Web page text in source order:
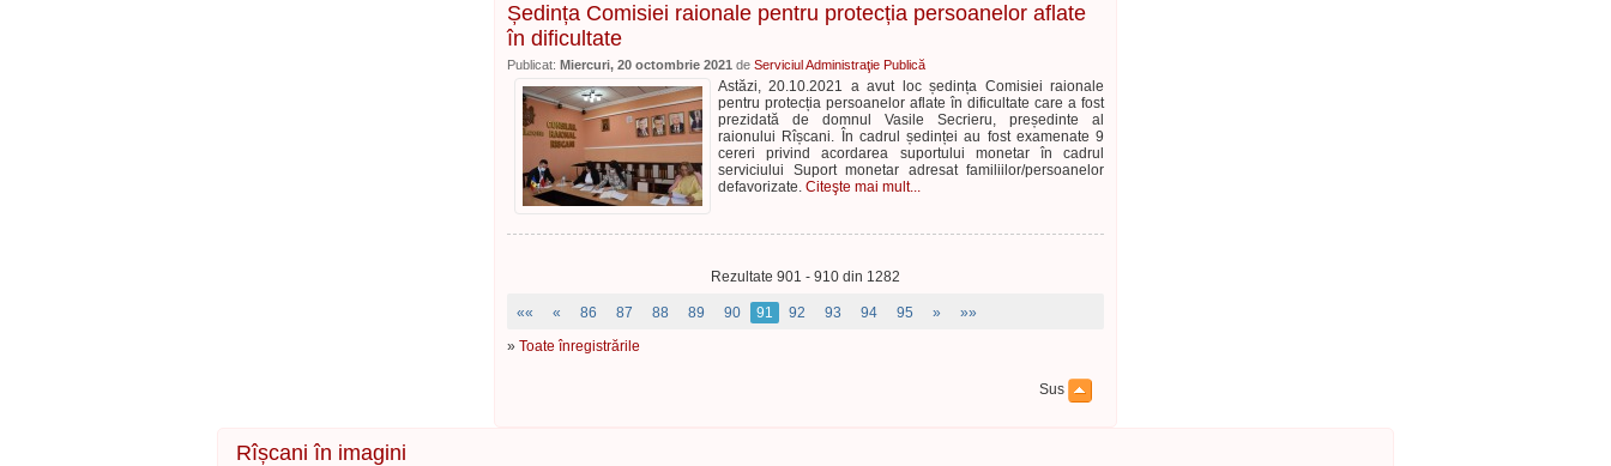
Ședința Comisiei raionale pentru protecția persoanelor aflate
în dificultate
Publicat: Miercuri, 20 octombrie 2021 de Serviciul Administraţie Publică
Astăzi, 20.10.2021 a avut loc ședința Comisiei raionale
pentru protecția persoanelor aflate în dificultate care a fost
prezidată de domnul Vasile Secrieru, președinte al
raionului Rîșcani. În cadrul ședinței au fost examenate 9
cereri privind acordarea suportului monetar în cadrul
serviciului Suport monetar adresat familiilor/persoanelor
defavorizate. Citeşte mai mult...
Rezultate 901 - 910 din 1282
«« « 86 87 88 89 90 91 92 93 94 95 »
»»
» Toate înregistrările
Sus
Rîșcani în imagini